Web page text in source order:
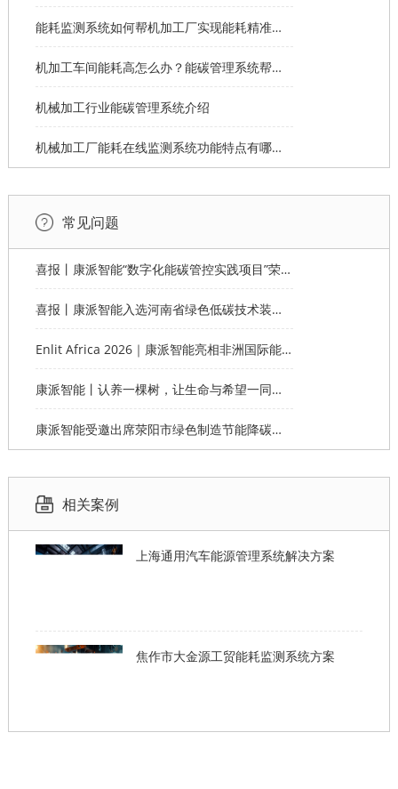
能耗监测系统如何帮机加工厂实现能耗精准分摊？
机加工车间能耗高怎么办？能碳管理系统帮您节能
机械加工行业能碳管理系统介绍
机械加工厂能耗在线监测系统功能特点有哪些？
常见问题
喜报丨康派智能“数字化能碳管控实践项目”荣获第十一届“创客中国”郑州市分赛企业组优秀奖
喜报丨康派智能入选河南省绿色低碳技术装备应用典型案例
Enlit Africa 2026｜康派智能亮相非洲国际能源电力展，赋能非洲能源数字化绿色转型
康派智能丨认养一棵树，让生命与希望一同生长
康派智能受邀出席荥阳市绿色制造节能降碳工作说明会并作主题分享
相关案例
上海通用汽车能源管理系统解决方案
焦作市大金源工贸能耗监测系统方案